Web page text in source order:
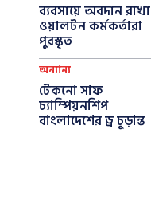
ব্যবসায়ে অবদান রাখা
ওয়ালটন কর্মকর্তারা
পুরস্কৃত
অন্যান্য
টেকনো সাফ
চ্যাম্পিয়নশিপ
বাংলাদেশের ড্র চূড়ান্ত